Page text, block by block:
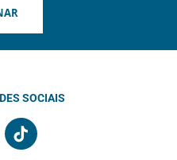
SOCIAIS